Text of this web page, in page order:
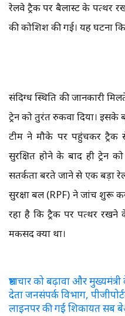
रेलवे ट्रैक पर बैलास्ट के पत्थर
की कोशिश की गई। यह घटना
संदिग्ध स्थिति की जानकारी
ट्रेन को तुरंत रुकवा दिया। इसके
टीम ने मौके पर पहुंचकर ट्रैक
सुरक्षित होने के बाद ही ट्रेन
सतर्कता बरते जाने से एक बड़ा
सुरक्षा बल (RPF) ने जांच शुरू
रहा है कि ट्रैक पर पत्थर
मकसद क्या था।
भ्रष्टाचार को बढ़ावा और
देता जनसंपर्क विभाग,
लाइनपर की गई शिकायत सब